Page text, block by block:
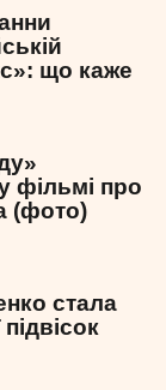
що каже
фільмі про
(фото)
стала